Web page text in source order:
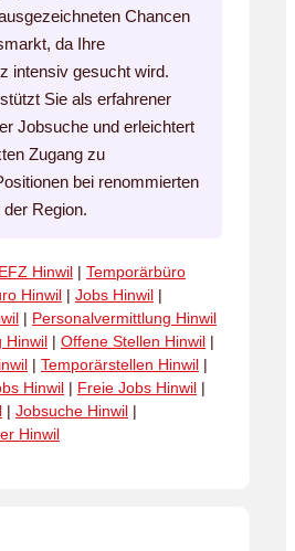
Chancen
da Ihre
intensiv gesucht wird.
Sie als erfahrener
Jobsuche und erleichtert
Zugang zu
bei renommierten
Region.
Hinwil | Temporärbüro
Hinwil | Jobs Hinwil |
| Personalvermittlung Hinwil
Hinwil | Offene Stellen Hinwil |
| Temporärstellen Hinwil |
Hinwil | Freie Jobs Hinwil |
| Jobsuche Hinwil |
Hinwil